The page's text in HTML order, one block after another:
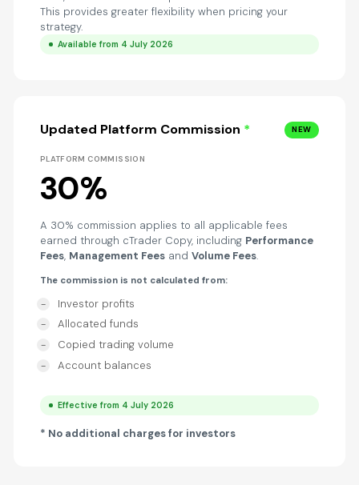
This provides greater flexibility when pricing your
strategy.
Available from 4 July 2026
Updated Platform Commission * NEW
PLATFORM COMMISSION
30%
A 30% commission applies to all applicable fees
earned through cTrader Copy, including Performance
Fees, Management Feesand Volume Fees.
The commission is not calculated from:
Investor profits
Allocated funds
Copied trading volume
Account balances
Effective from 4 July 2026
* No additional charges for investors